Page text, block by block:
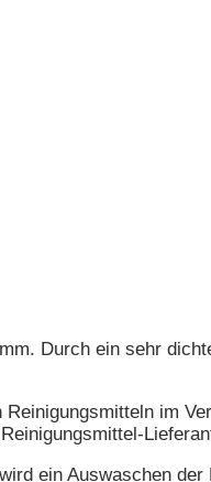
Durch ein sehr
Reinigungsmitteln im
ein Auswaschen